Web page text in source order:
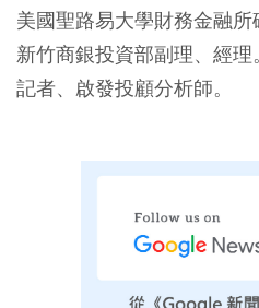
美國聖路易大學財務金融所
新竹商銀投資部副理、經
記者、啟發投顧分析師。